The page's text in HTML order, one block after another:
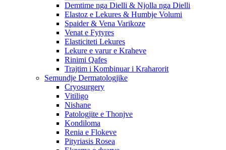
Demtime nga Dielli & Njolla nga Dielli
Elastoz e Lekures & Humbje Volumi
Spaider & Vena Varikoze
Venat e Fytyres
Elasticiteti Lekures
Lekure e varur e Kraheve
Rinimi Qafes
Trajtim i Kombinuar i Kraharorit
Semundje Dermatologjike
Cryosurgery
Vitiligo
Nishane
Patologjite e Thonjve
Kondiloma
Renia e Flokeve
Pityriasis Rosea